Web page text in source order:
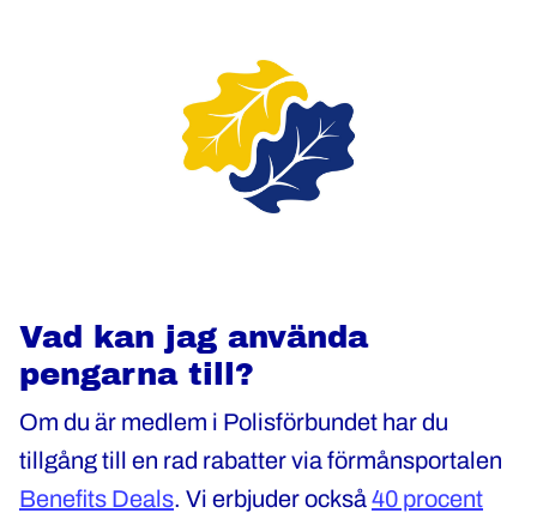
Vad kan jag använda
pengarna till?
Om du är medlem i Polisförbundet har du
tillgång till en rad rabatter via förmånsportalen
Benefits Deals. Vi erbjuder också40 procent